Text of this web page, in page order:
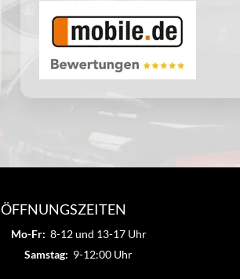
ÖFFNUNGSZEITEN
Mo-Fr: 8-12 und 13-17 Uhr
Samstag: 9-12:00 Uhr